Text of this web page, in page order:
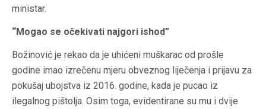
ministar.
“Mogao se očekivati najgori ishod”
Božinović je rekao da je uhićeni muškarac od prošle
godine imao izrečenu mjeru obveznog liječenja i prijavu za
pokušaj ubojstva iz 2016. godine, kada je pucao iz
ilegalnog pištolja. Osim toga, evidentirane su mu i dvije